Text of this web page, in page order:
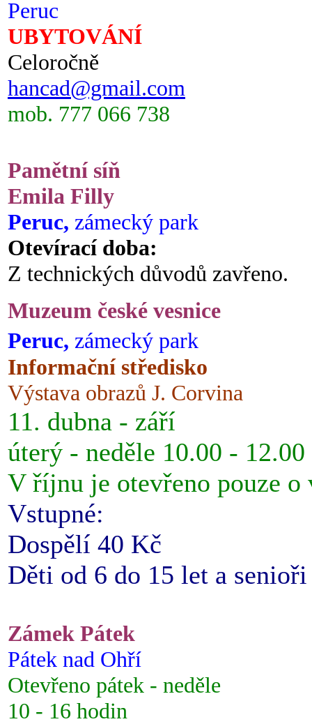
Peruc
UBYTOVÁNÍ
Celoročně
hancad@gmail.com
mob. 777 066 738
Pamětní síň
Emila Filly
Peruc, zámecký park
Otevírací doba:
Z technických důvodů zavřeno.
Muzeum české vesnice
Peruc, zámecký park
Informační středisko
Výstava obrazů J. Corvina
11. dubna - září
úterý - neděle 10.00 -
V říjnu je otevřeno pouze o
Vstupné:
Dospělí 40 Kč
Děti od 6 do 15 let a
Zámek Pátek
Pátek nad Ohří
Otevřeno pátek - neděle
10 - 16 hodin